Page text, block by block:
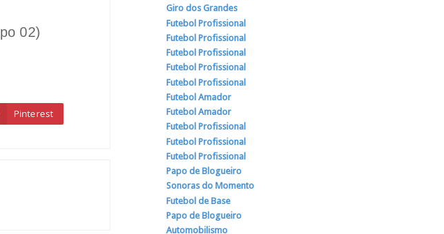
02)
Pinterest
Giro dos Grandes
Futebol Profissional
Futebol Profissional
Futebol Profissional
Futebol Profissional
Futebol Profissional
Futebol Amador
Futebol Amador
Futebol Profissional
Futebol Profissional
Futebol Profissional
Papo de Blogueiro
Sonoras do Momento
Futebol de Base
Papo de Blogueiro
Automobilismo